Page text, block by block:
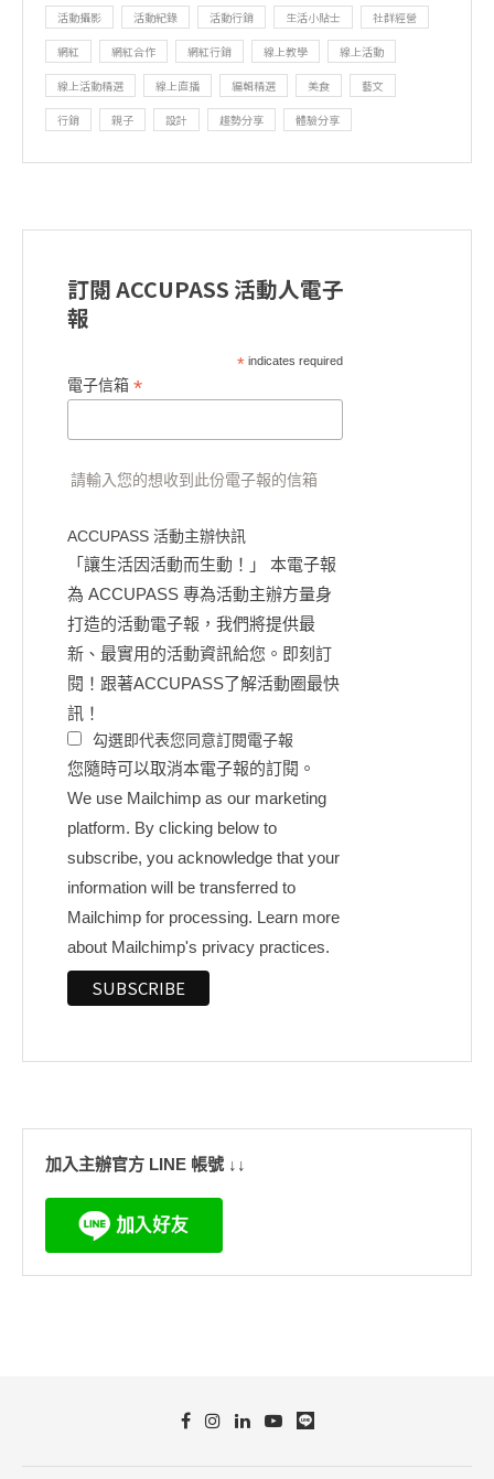
活動攝影 活動紀錄 活動行銷 生活小貼士 社群經營
網紅 網紅合作 網紅行銷 線上教學 線上活動
線上活動精選 線上直播 編輯精選 美食 藝文
行銷 親子 設計 趨勢分享 體驗分享
訂閱 ACCUPASS 活動人電子
報
*indicates required
電子信箱 *
請輸入您的想收到此份電子報的信箱
ACCUPASS 活動主辦快訊
「讓生活因活動而生動！」 本電子報
為 ACCUPASS 專為活動主辦方量身
打造的活動電子報，我們將提供最
新、最實用的活動資訊給您。即刻訂
閱！跟著ACCUPASS了解活動圈最快
訊！
勾選即代表您同意訂閱電子報
您隨時可以取消本電子報的訂閱。
We use Mailchimp as our marketing
platform. By clicking below to
subscribe, you acknowledge that your
information will be transferred to
Mailchimp for processing. Learn more
about Mailchimp's privacy practices.
加入主辦官方 LINE 帳號 ↓↓